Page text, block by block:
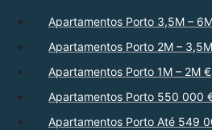
Apartamentos Porto 3,5M –
Apartamentos Porto 2M –
Apartamentos Porto 1M – 2M €
Apartamentos Porto 550 000
Apartamentos Porto Até 549